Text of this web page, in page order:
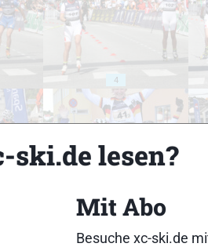
4
lesen?
Mit Abo
Besuche xc-ski.de